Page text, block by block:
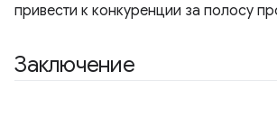
привести к конкуренции за полосу
Заключение